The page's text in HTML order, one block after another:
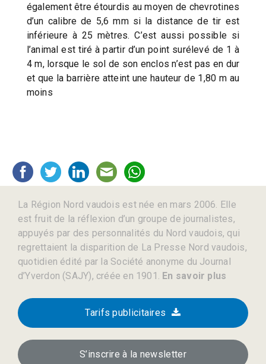
également être étourdis au moyen de chevrotines
d’un calibre de 5,6 mm si la distance de tir est
inférieure à 25 mètres. C’est aussi possible si
l’animal est tiré à partir d’un point surélevé de 1 à
4 m, lorsque le sol de son enclos n’est pas en dur
et que la barrière atteint une hauteur de 1,80 m au
moins
La Région Nord vaudois est née en mars 2006. Elle
est fruit de la réflexion d’un groupe de journalistes,
appuyés par des personnalités du Nord vaudois, qui
regrettaient la disparition de La Presse Nord vaudois,
quotidien édité par la Société anonyme du Journal
d’Yverdon (SAJY), créée en 1901. En savoir plus
Tarifs publicitaires
S’inscrire à la newsletter